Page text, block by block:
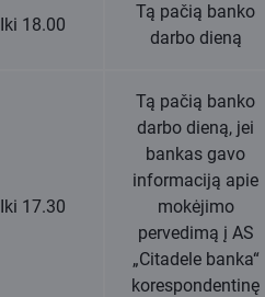
Iki 18.00
Tą pačią banko
darbo dieną
Iki 17.30
Tą pačią banko
darbo dieną, jei
bankas gavo
informaciją apie
mokėjimo
pervedimą į AS
„Citadele banka“
korespondentinę